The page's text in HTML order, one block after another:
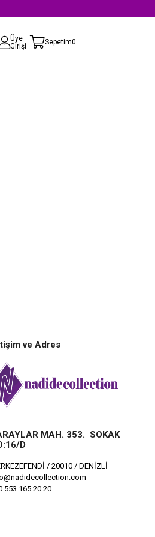
Üye
Girişi
Sepetim0
ve Adres
MAH. 353. SOKAK
D
/ 20010 / DENİZLİ
553 165 20 20